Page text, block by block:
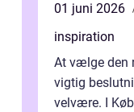
01 juni 2026
inspiration
At vælge den
vigtig
velvære. I